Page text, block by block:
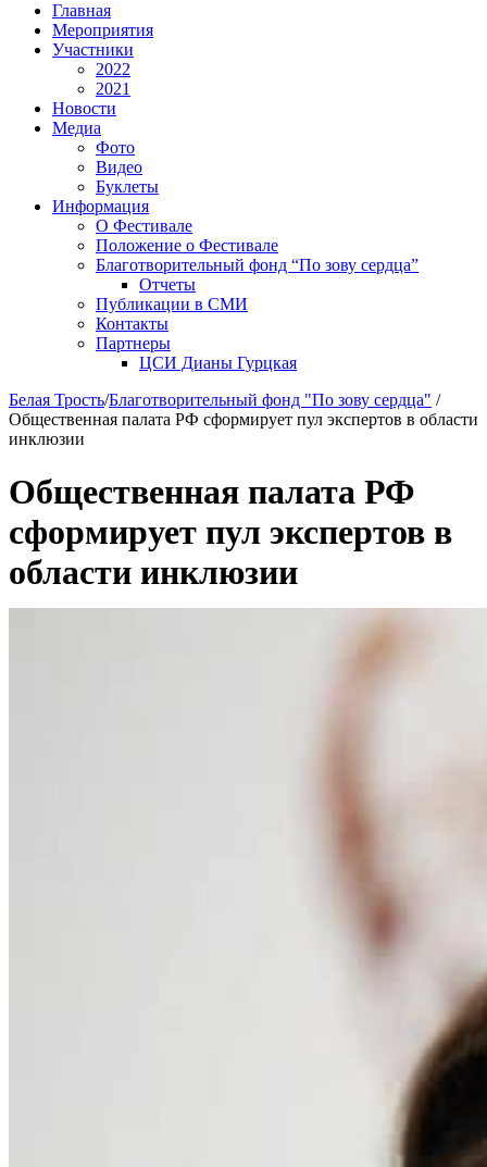
Главная
Мероприятия
Участники
2022
2021
Новости
Медиа
Фото
Видео
Буклеты
Информация
О Фестивале
Положение о Фестивале
Благотворительный фонд “По зову сердца”
Отчеты
Публикации в СМИ
Контакты
Партнеры
ЦСИ Дианы Гурцкая
Белая Трость/Благотворительный фонд "По зову сердца" /
Общественная палата РФ сформирует пул экспертов в области
инклюзии
Общественная палата РФ
сформирует пул экспертов в
области инклюзии